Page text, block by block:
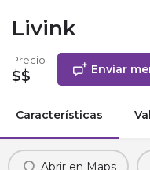
Livink
Precio
$$ Enviar
Características
Abrir en Maps